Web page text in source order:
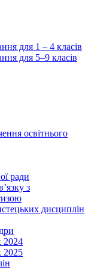
для 1 – 4 класів
для 5–9 класів
освітнього
ради
з
дисциплін
2024
2025